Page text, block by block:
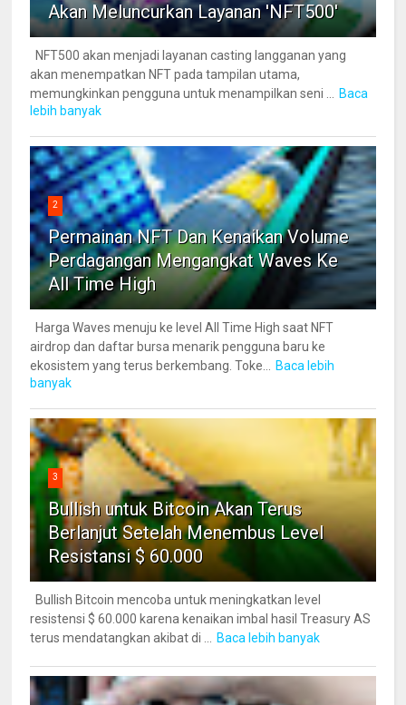
Akan Meluncurkan Layanan 'NFT500'
NFT500 akan menjadi layanan casting langganan yang
akan menempatkan NFT pada tampilan utama,
memungkinkan pengguna untuk menampilkan seni ...
Baca
lebih banyak
2
Permainan NFT Dan Kenaikan Volume
Perdagangan Mengangkat Waves Ke
All Time High
Harga Waves menuju ke level All Time High saat NFT
airdrop dan daftar bursa menarik pengguna baru ke
ekosistem yang terus berkembang. Toke...
Baca lebih
banyak
3
Bullish untuk Bitcoin Akan Terus
Berlanjut Setelah Menembus Level
Resistansi $ 60.000
Bullish Bitcoin mencoba untuk meningkatkan level
resistensi $ 60.000 karena kenaikan imbal hasil Treasury AS
terus mendatangkan akibat di ...
Baca lebih banyak